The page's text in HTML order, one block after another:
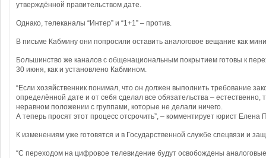
утверждённой правительством дате.
Однако, телеканалы “Интер” и “1+1” – против.
В письме Кабмину они попросили оставить аналоговое вещание как
Большинство же каналов с общенациональным покрытием готовы к
30 июня, как и установлено Кабмином.
“Если хозяйственник понимал, что он должен выполнить требование
определённой дате и от себя сделал все обязательства – естественно,
неравном положении с группами, которые не делали ничего.
А теперь просят этот процесс отсрочить”, – комментирует юрист Елена
К изменениям уже готовятся и в Государственной службе спецвязи и
“С переходом на цифровое телевидение будут освобождены